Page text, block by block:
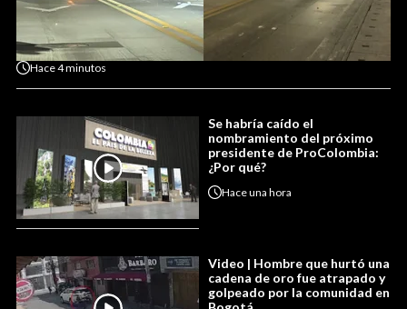
Hace4 minutos
Se habría caído el
nombramiento del próximo
presidente de ProColombia:
¿Por qué?
Haceuna hora
Video | Hombre que hurtó una
cadena de oro fue atrapado y
golpeado por la comunidad en